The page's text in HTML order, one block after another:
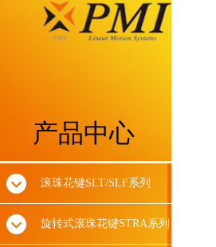
产品中心
滚珠花键SLT/SLF系列
旋转式滚珠花键STRA系列